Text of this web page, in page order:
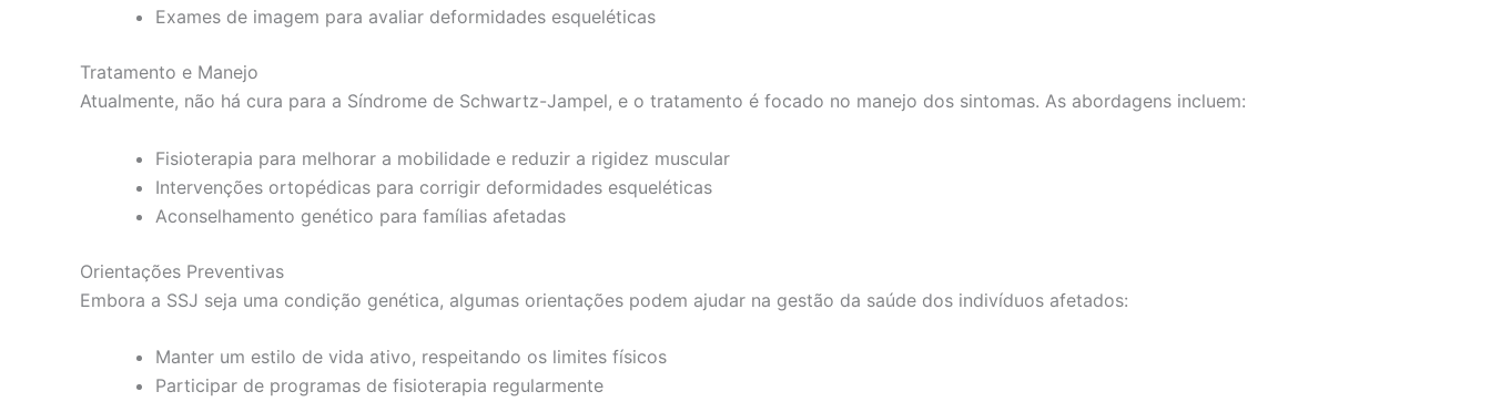
Exames de imagem para avaliar deformidades esqueléticas
Tratamento e Manejo
Atualmente, não há cura para a Síndrome de Schwartz-Jampel, e o tratamento é focado no manejo dos sintomas. As abordagens incluem:
Fisioterapia para melhorar a mobilidade e reduzir a rigidez muscular
Intervenções ortopédicas para corrigir deformidades esqueléticas
Aconselhamento genético para famílias afetadas
Orientações Preventivas
Embora a SSJ seja uma condição genética, algumas orientações podem ajudar na gestão da saúde dos indivíduos afetados:
Manter um estilo de vida ativo, respeitando os limites físicos
Participar de programas de fisioterapia regularmente